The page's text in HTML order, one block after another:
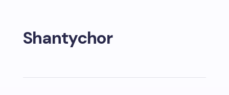
Shantychor